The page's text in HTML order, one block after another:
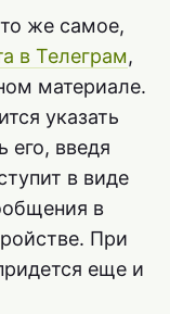
же самое,
в Телеграм,
материале.
указать
его, введя
в виде
в
При
еще и